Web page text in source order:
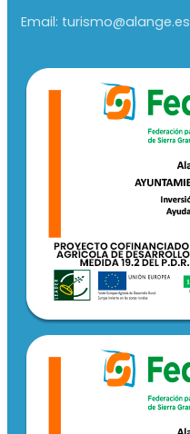
Email: turismo@alange.es